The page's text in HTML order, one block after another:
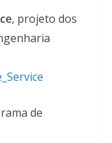
, projeto dos
de